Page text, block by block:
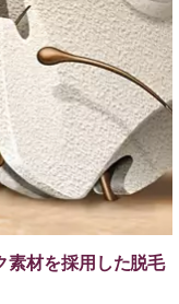
素材を採用した脱毛